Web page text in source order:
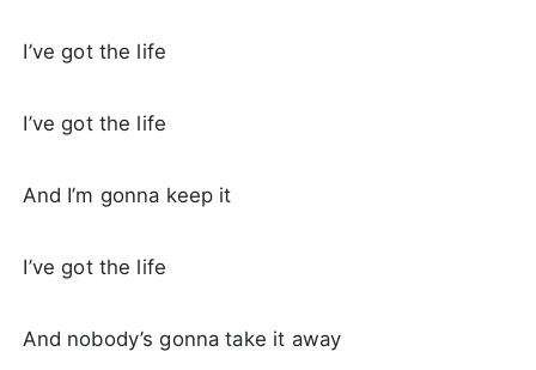
I’ve got the life
I’ve got the life
And I’m gonna keep it
I’ve got the life
And nobody’s gonna take it away